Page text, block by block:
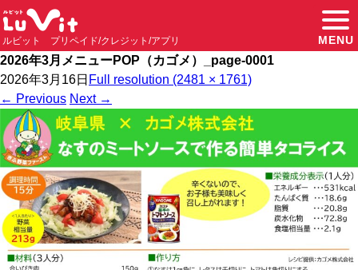
ルビット プリペイド/クレジット/アプリ MENU
2026年3月メニューPOP（カゴメ）_page-0001
2026年3月16日 Full resolution (2481 × 1761)
← Previous Next →